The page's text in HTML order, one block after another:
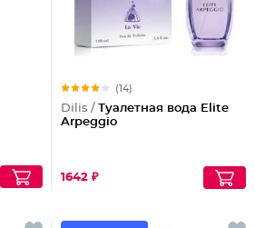
(14)
Dilis / Туалетная вода Elite
Arpeggio
1642 ₽